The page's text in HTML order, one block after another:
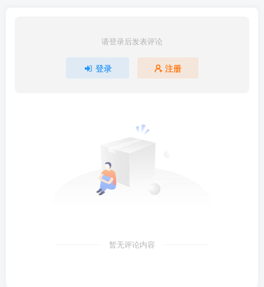
请登录后发表评论
登录 注册
暂无评论内容